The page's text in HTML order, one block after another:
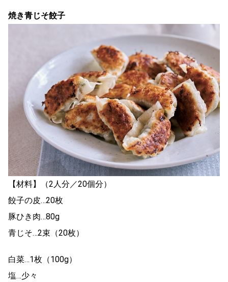
焼き青じそ餃子
【材料】（2人分／20個分）
餃子の皮…20枚
豚ひき肉…80g
青じそ…2束（20枚）
白菜…1枚（100g）
塩…少々